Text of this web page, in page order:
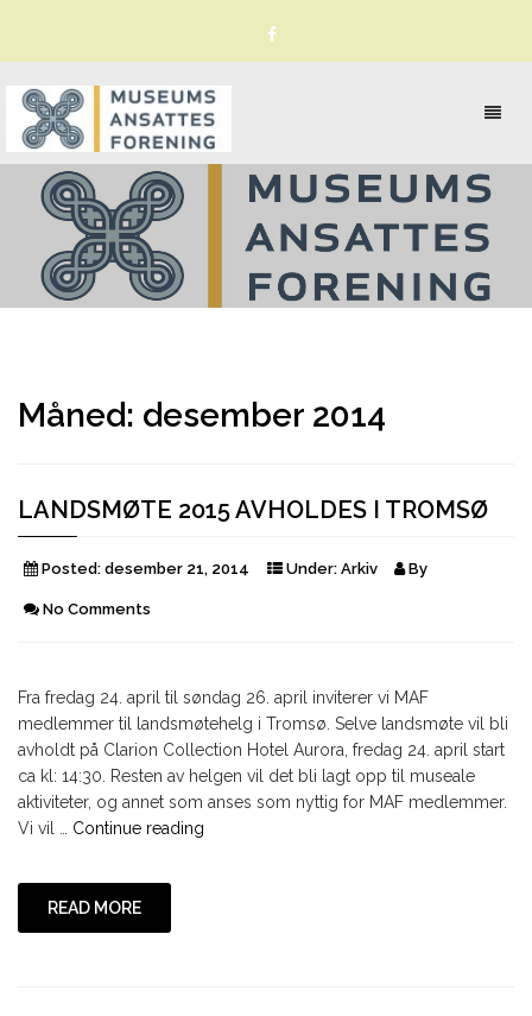
Måned: desember 2014
LANDSMØTE 2015 AVHOLDES I TROMSØ
Posted: desember 21, 2014 Under: Arkiv By
No Comments
Fra fredag 24. april til søndag 26. april inviterer vi MAF
medlemmer til landsmøtehelg i Tromsø. Selve landsmøte vil bli
avholdt på Clarion Collection Hotel Aurora, fredag 24. april start
ca kl: 14:30. Resten av helgen vil det bli lagt opp til museale
aktiviteter, og annet som anses som nyttig for MAF medlemmer.
Vi vil … Continue reading
READ MORE